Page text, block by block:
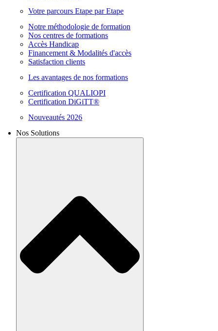
Votre parcours Etape par Etape
Notre méthodologie de formation
Nos centres de formations
Accès Handicap
Financement & Modalités d'accès
Satisfaction clients
Les avantages de nos formations
Certification QUALIOPI
Certification DiGiTT®
Nouveautés 2026
Nos Solutions